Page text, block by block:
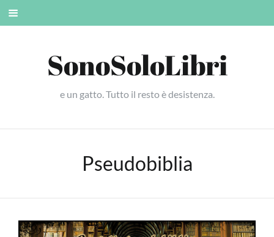
Skip
SonoSoloLibri
e un gatto. Tutto il resto è desistenza.
Pseudobiblia